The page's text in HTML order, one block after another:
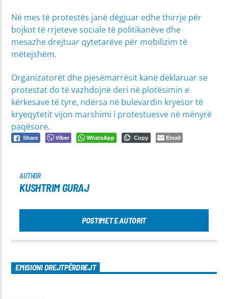
Në mes të protestës janë dëgjuar edhe thirrje për
bojkot të rrjeteve sociale të politikanëve dhe
mesazhe drejtuar qytetarëve për mobilizim të
mëtejshëm.
Organizatorët dhe pjesëmarrësit kanë deklaruar se
protestat do të vazhdojnë deri në plotësimin e
kërkesave të tyre, ndërsa në bulevardin kryesor të
kryeqytetit vijon marshimi i protestuesve në mënyrë
paqësore.
Share Viber WhatsApp Copy Email
AUTHOR
KUSHTRIM GURAJ
POSTIMET E AUTORIT
EMISIONI DREJTPËRDREJT